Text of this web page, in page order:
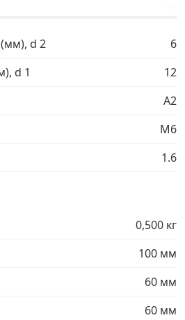
›
оборудование
d 2
6
d 1
12
A2
М6
1.6
0,500 кг
100 мм
60 мм
60 мм